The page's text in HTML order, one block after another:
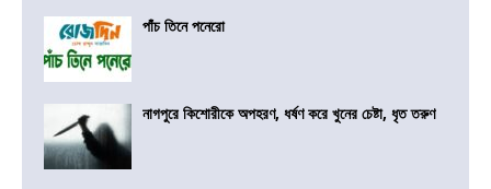
পাঁচ তিনে পনেরো
নাগপুরে কিশোরীকে অপহরণ, ধর্ষণ করে খুনের চেষ্টা, ধৃত তরুণ